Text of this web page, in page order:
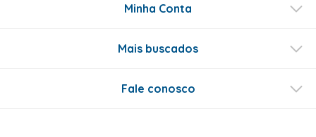
Minha Conta
Mais buscados
Fale conosco